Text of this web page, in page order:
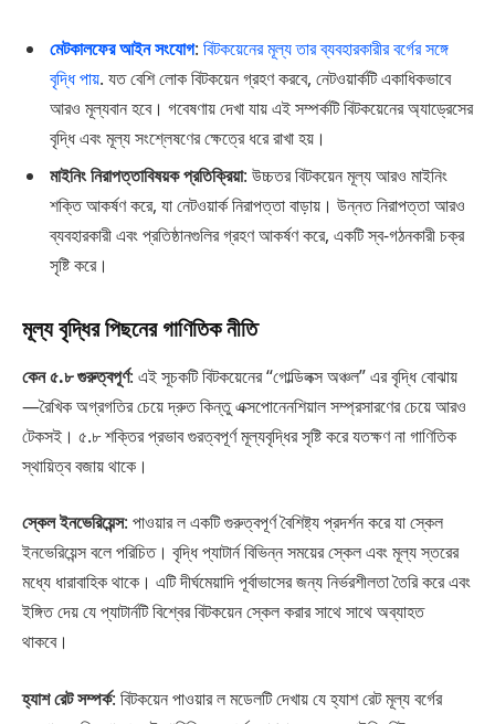
মেটকালফের আইন সংযোগ: বিটকয়েনের মূল্য তার ব্যবহারকারীর বর্গের সঙ্গে
বৃদ্ধি পায়. যত বেশি লোক বিটকয়েন গ্রহণ করবে, নেটওয়ার্কটি একাধিকভাবে
আরও মূল্যবান হবে। গবেষণায় দেখা যায় এই সম্পর্কটি বিটকয়েনের অ্যাড্রেসের
বৃদ্ধি এবং মূল্য সংশ্লেষণের ক্ষেত্রে ধরে রাখা হয়।
মাইনিং নিরাপত্তাবিষয়ক প্রতিক্রিয়া: উচ্চতর বিটকয়েন মূল্য আরও মাইনিং
শক্তি আকর্ষণ করে, যা নেটওয়ার্ক নিরাপত্তা বাড়ায়। উন্নত নিরাপত্তা আরও
ব্যবহারকারী এবং প্রতিষ্ঠানগুলির গ্রহণ আকর্ষণ করে, একটি স্ব-গঠনকারী চক্র
সৃষ্টি করে।
মূল্য বৃদ্ধির পিছনের গাণিতিক নীতি
কেন ৫.৮ গুরুত্বপূর্ণ: এই সূচকটি বিটকয়েনের “গোল্ডিলক্স অঞ্চল” এর বৃদ্ধি বোঝায়
—রৈখিক অগ্রগতির চেয়ে দ্রুত কিন্তু এক্সপোনেনশিয়াল সম্প্রসারণের চেয়ে আরও
টেকসই। ৫.৮ শক্তির প্রভাব গুরত্বপূর্ণ মূল্যবৃদ্ধির সৃষ্টি করে যতক্ষণ না গাণিতিক
স্থায়িত্ব বজায় থাকে।
স্কেল ইনভেরিয়েন্স: পাওয়ার ল একটি গুরুত্বপূর্ণ বৈশিষ্ট্য প্রদর্শন করে যা স্কেল
ইনভেরিয়েন্স বলে পরিচিত। বৃদ্ধি প্যাটার্ন বিভিন্ন সময়ের স্কেল এবং মূল্য স্তরের
মধ্যে ধারাবাহিক থাকে। এটি দীর্ঘমেয়াদি পূর্বাভাসের জন্য নির্ভরশীলতা তৈরি করে এবং
ইঙ্গিত দেয় যে প্যাটার্নটি বিশ্বের বিটকয়েন স্কেল করার সাথে সাথে অব্যাহত
থাকবে।
হ্যাশ রেট সম্পর্ক: বিটকয়েন পাওয়ার ল মডেলটি দেখায় যে হ্যাশ রেট মূল্য বর্গের